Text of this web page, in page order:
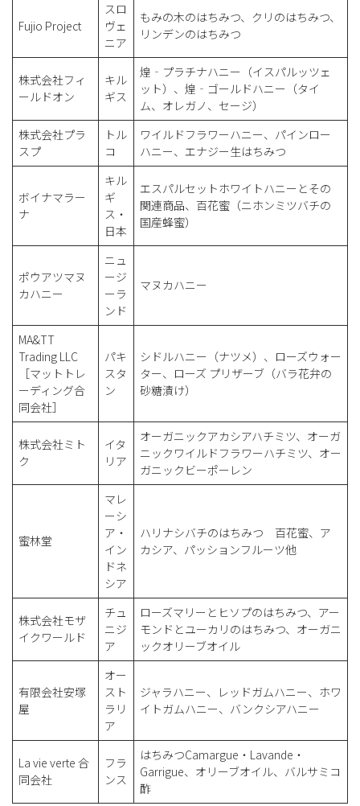
Fujio Project
スロ
ヴェ
ニア
もみの木のはちみつ、クリのはちみつ、
リンデンのはちみつ
株式会社フィ
ールドオン
キル
ギス
煌‐プラチナハニー（イスパルッツェ
ット）、煌‐ゴールドハニー（タイ
ム、オレガノ、セージ）
株式会社プラ
スプ
トル
コ
ワイルドフラワーハニー、パインロー
ハニー、エナジー生はちみつ
ボイナマラー
ナ
キル
ギ
ス・
日本
エスパルセットホワイトハニーとその
関連商品、百花蜜（ニホンミツバチの
国産蜂蜜）
ポウアツマヌ
カハニー
ニュ
ージ
ーラ
ンド
マヌカハニー
MA&TT
Trading LLC
［マットトレ
ーディング合
同会社］
パキ
スタ
ン
シドルハニー（ナツメ）、ローズウォー
ター、ローズ プリザーブ（バラ花弁の
砂糖漬け）
株式会社ミト
ク
イタ
リア
オーガニックアカシアハチミツ、オーガ
ニックワイルドフラワーハチミツ、オー
ガニックビーポーレン
蜜林堂
マレ
ーシ
ア・
イン
ドネ
シア
ハリナシバチのはちみつ 百花蜜、ア
カシア、パッションフルーツ他
株式会社モザ
イクワールド
チュ
ニジ
ア
ローズマリーとヒソプのはちみつ、アー
モンドとユーカリのはちみつ、オーガニ
ックオリーブオイル
有限会社安塚
屋
オー
スト
ラリ
ア
ジャラハニー、レッドガムハニー、ホワ
イトガムハニー、バンクシアハニー
La vie verte 合
同会社
フラ
ンス
はちみつCamargue・Lavande・
Garrigue、オリーブオイル、バルサミコ
酢